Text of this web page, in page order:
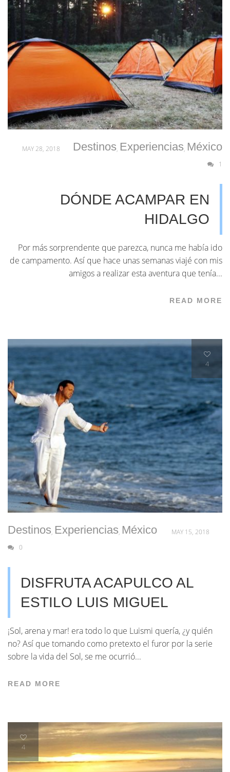
Destinos, Experiencias, México
MAY 28, 2018
1
DÓNDE ACAMPAR EN
HIDALGO
Por más sorprendente que parezca, nunca me había ido
de campamento. Así que hace unas semanas viajé con mis
amigos a realizar esta aventura que tenía...
READ MORE
4
Destinos, Experiencias, México
MAY 15, 2018
0
DISFRUTA ACAPULCO AL
ESTILO LUIS MIGUEL
¡Sol, arena y mar! era todo lo que Luismi quería, ¿y quién
no? Así que tomando como pretexto el furor por la serie
sobre la vida del Sol, se me ocurrió...
READ MORE
4